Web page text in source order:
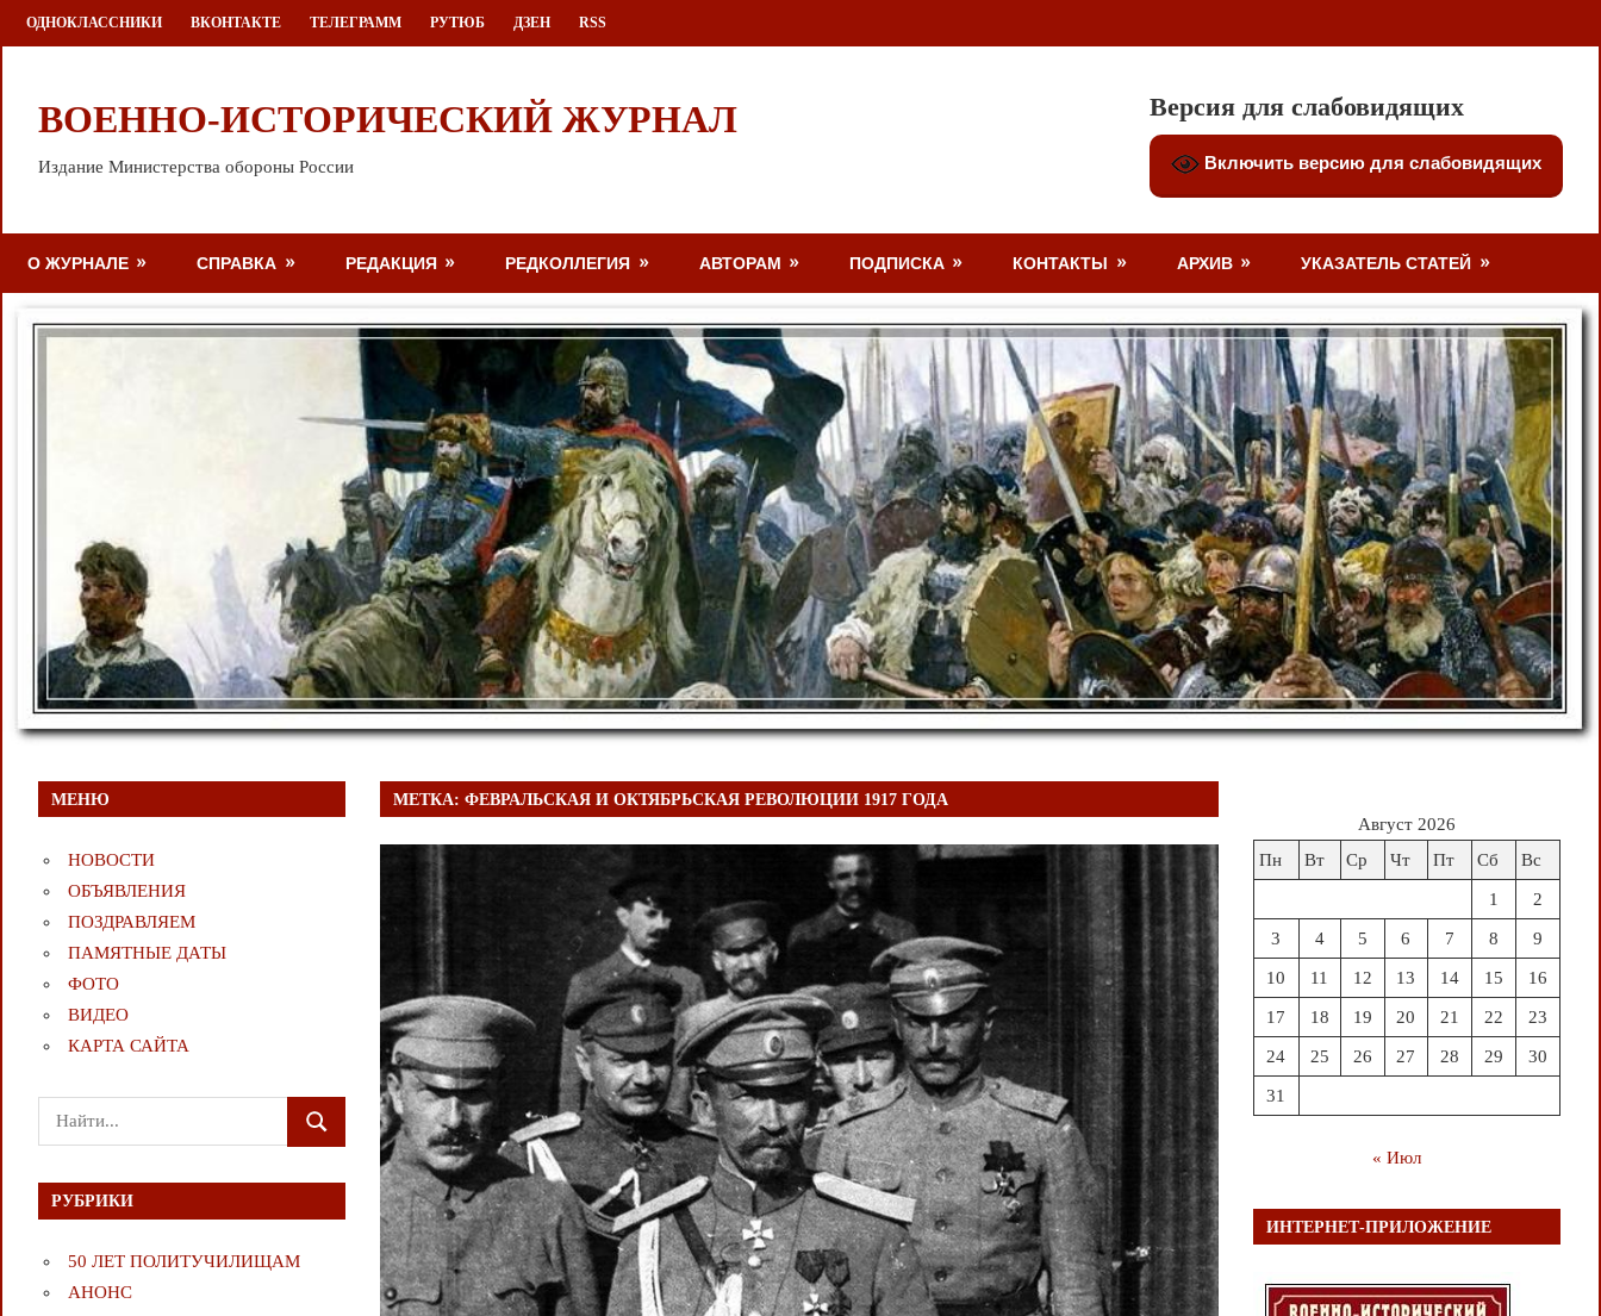
Перейти
к
ОДНОКЛАССНИКИ ВКОНТАКТЕ ТЕЛЕГРАММ РУТЮБ ДЗЕН RSS
ВОЕННО-ИСТОРИЧЕСКИЙ ЖУРНАЛ
Издание Министерства обороны России
Версия для слабовидящих
Включить версию для слабовидящих
О ЖУРНАЛЕ СПРАВКА РЕДАКЦИЯ РЕДКОЛЛЕГИЯ АВТОРАМ ПОДПИСКА КОНТАКТЫ АРХИВ УКАЗАТЕЛЬ СТАТЕЙ
МЕТКА:ФЕВРАЛЬСКАЯ И ОКТЯБРЬСКАЯ РЕВОЛЮЦИИ 1917 ГОДА
МЕНЮ
НОВОСТИ
ОБЪЯВЛЕНИЯ
ПОЗДРАВЛЯЕМ
ПАМЯТНЫЕ ДАТЫ
ФОТО
ВИДЕО
КАРТА САЙТА
Поиск
для:
ПОИСК
РУБРИКИ
50 ЛЕТ ПОЛИТУЧИЛИЩАМ
АНОНС
Август 2026
Пн
Вт Ср Чт Пт Сб Вс
1 2
3 4 5 6 7 8 9
10 11 12 13 14 15 16
17 18 19 20 21 22 23
24 25 26 27 28 29 30
31
« Июл
ИНТЕРНЕТ-ПРИЛОЖЕНИЕ